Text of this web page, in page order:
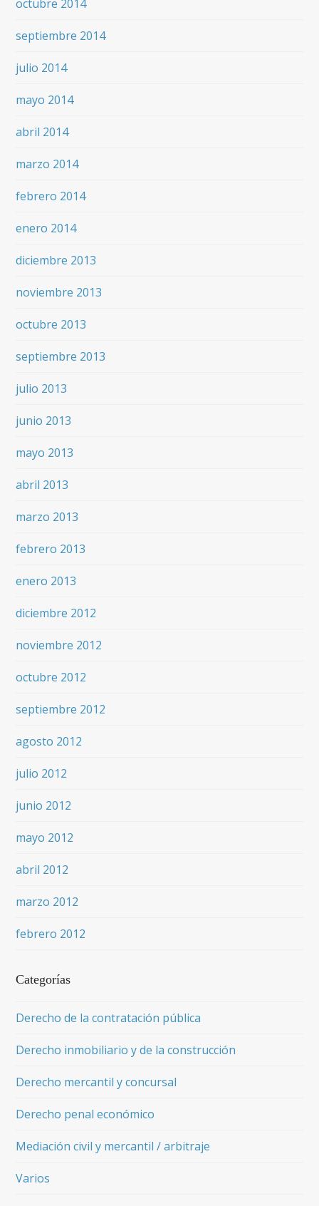
octubre 2014
septiembre 2014
julio 2014
mayo 2014
abril 2014
marzo 2014
febrero 2014
enero 2014
diciembre 2013
noviembre 2013
octubre 2013
septiembre 2013
julio 2013
junio 2013
mayo 2013
abril 2013
marzo 2013
febrero 2013
enero 2013
diciembre 2012
noviembre 2012
octubre 2012
septiembre 2012
agosto 2012
julio 2012
junio 2012
mayo 2012
abril 2012
marzo 2012
febrero 2012
Categorías
Derecho de la contratación pública
Derecho inmobiliario y de la construcción
Derecho mercantil y concursal
Derecho penal económico
Mediación civil y mercantil / arbitraje
Varios